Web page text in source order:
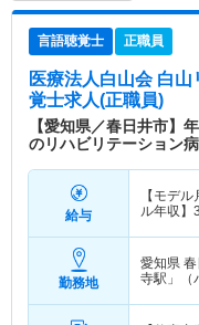
言語聴覚士 正職員
医療法人白山会 白
覚士求人(正職員)
【愛知県／春日井市】
のリハビリテーション
給与
【モデル
ル年収】
勤務地
愛知県
寺駅」（